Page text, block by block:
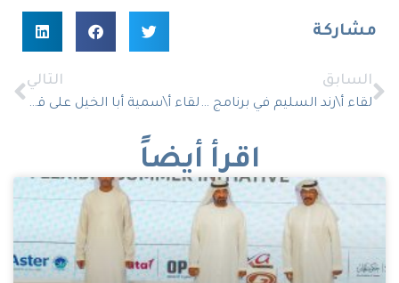
مشاركة
السابق
لقاء أ\رند السليم في برنامج إبدأ صح على إذاعة جدة
التالي
لقاء أ\سمية أبا الخيل على قناة الإخبارية
اقرأ أيضاً